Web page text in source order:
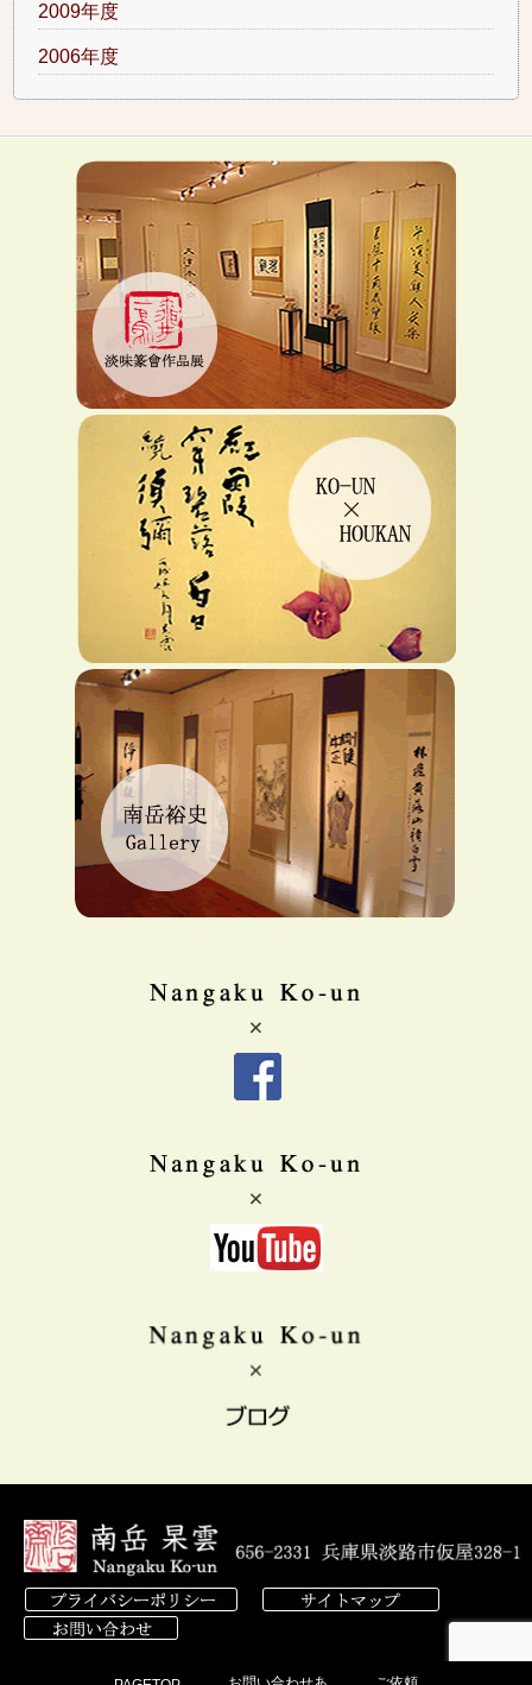
2009年度
2006年度
Copyright 2006 Nangaku Ko-un All right reserved.